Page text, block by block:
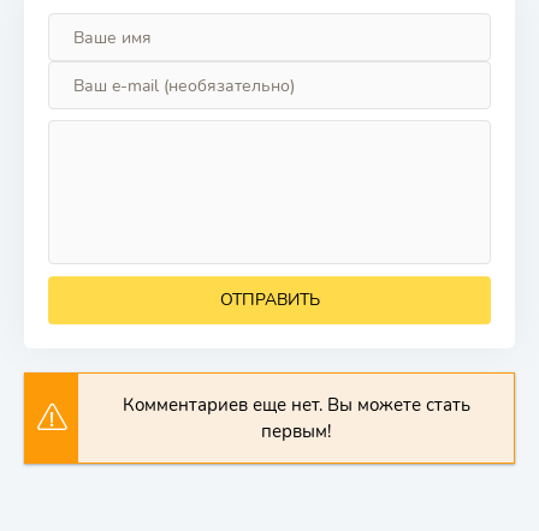
ОТПРАВИТЬ
Комментариев еще нет. Вы можете стать
первым!